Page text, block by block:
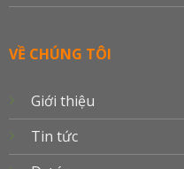
VỀ CHÚNG TÔI
Giới thiệu
Tin tức